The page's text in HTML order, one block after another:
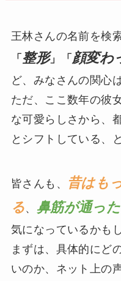
王林さんの名前を検
「 整形」「 顔変わ
ど、みなさんの関心
ただ、ここ数年の彼
な可愛らしさから、
とシフトしている、
皆さんも、
昔はも
る、 鼻筋が通っ
気になっているかも
まずは、具体的にど
いのか、ネット上の